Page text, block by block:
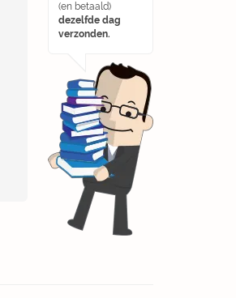
(en betaald)
dezelfde dag
verzonden.